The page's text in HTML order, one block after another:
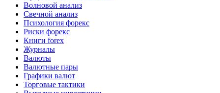
Волновой анализ
Свечной анализ
Психология форекс
Риски форекс
Книги forex
Журналы
Валюты
Валютные пары
Графики валют
Торговые тактики